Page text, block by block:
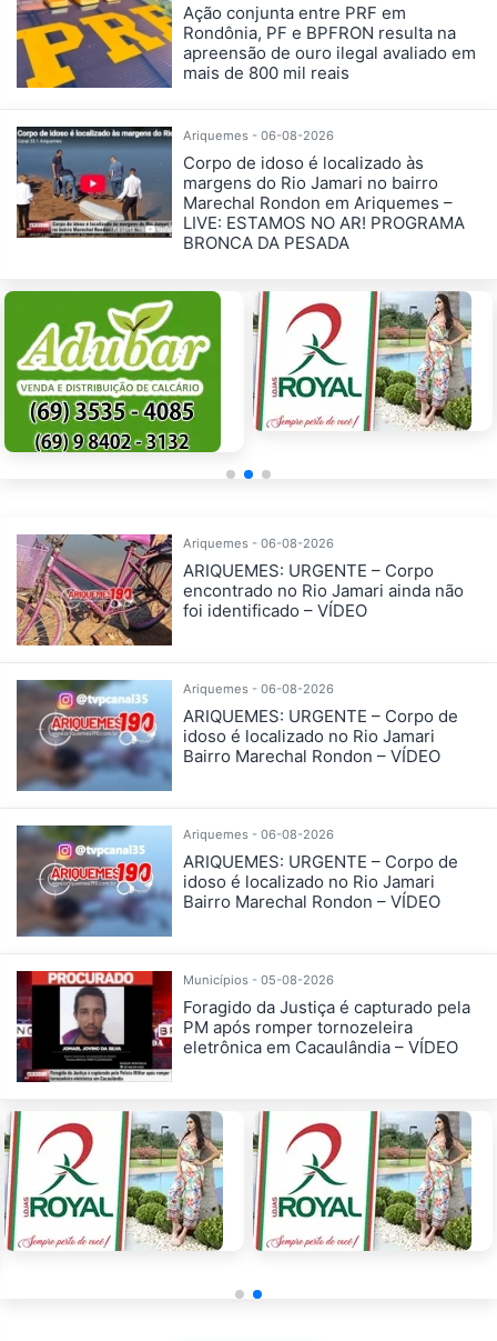
Ação conjunta entre PRF em
Rondônia, PF e BPFRON resulta na
apreensão de ouro ilegal avaliado em
mais de 800 mil reais
Ariquemes - 06-08-2026
Corpo de idoso é localizado às
margens do Rio Jamari no bairro
Marechal Rondon em Ariquemes –
LIVE: ESTAMOS NO AR! PROGRAMA
BRONCA DA PESADA
Ariquemes - 06-08-2026
ARIQUEMES: URGENTE – Corpo
encontrado no Rio Jamari ainda não
foi identificado – VÍDEO
Ariquemes - 06-08-2026
ARIQUEMES: URGENTE – Corpo de
idoso é localizado no Rio Jamari
Bairro Marechal Rondon – VÍDEO
Ariquemes - 06-08-2026
ARIQUEMES: URGENTE – Corpo de
idoso é localizado no Rio Jamari
Bairro Marechal Rondon – VÍDEO
Municípios - 05-08-2026
Foragido da Justiça é capturado pela
PM após romper tornozeleira
eletrônica em Cacaulândia – VÍDEO